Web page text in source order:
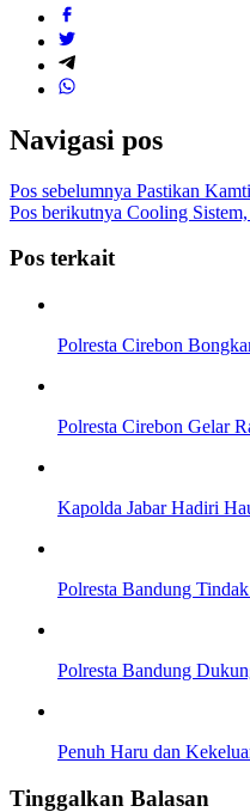
Navigasi pos
Pos sebelumnya Pastikan
Pos berikutnya Cooling
Pos terkait
Polresta Cirebon
Polresta Cirebon Gelar
Kapolda Jabar Hadiri
Polresta Bandung
Polresta Bandung
Penuh Haru dan
Tinggalkan Balasan